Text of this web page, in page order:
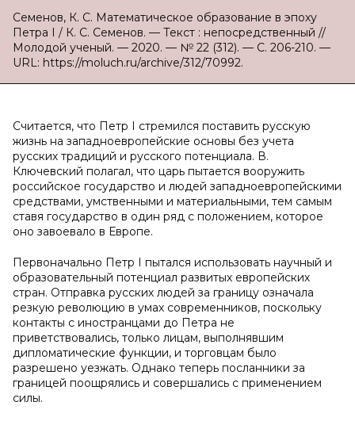
Семенов, К. С. Математическое образование в эпоху
Петра I / К. С. Семенов. — Текст : непосредственный //
Молодой ученый. — 2020. — № 22 (312). — С. 206-210. —
URL: https://moluch.ru/archive/312/70992.
Считается, что Петр I стремился поставить русскую
жизнь на западноевропейские основы без учета
русских традиций и русского потенциала. В.
Ключевский полагал, что царь пытается вооружить
российское государство и людей западноевропейскими
средствами, умственными и материальными, тем самым
ставя государство в один ряд с положением, которое
оно завоевало в Европе.
Первоначально Петр I пытался использовать научный и
образовательный потенциал развитых европейских
стран. Отправка русских людей за границу означала
резкую революцию в умах современников, поскольку
контакты с иностранцами до Петра не
приветствовались, только лицам, выполнявшим
дипломатические функции, и торговцам было
разрешено уезжать. Однако теперь посланники за
границей поощрялись и совершались с применением
силы.